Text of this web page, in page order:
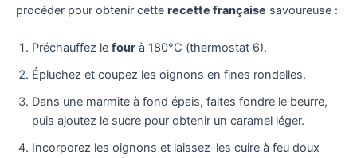
procéder pour obtenir cette recette française savoureuse :
Préchauffez le four à 180°C (thermostat 6).
Épluchez et coupez les oignons en fines rondelles.
Dans une marmite à fond épais, faites fondre le beurre,
puis ajoutez le sucre pour obtenir un caramel léger.
Incorporez les oignons et laissez-les cuire à feu doux